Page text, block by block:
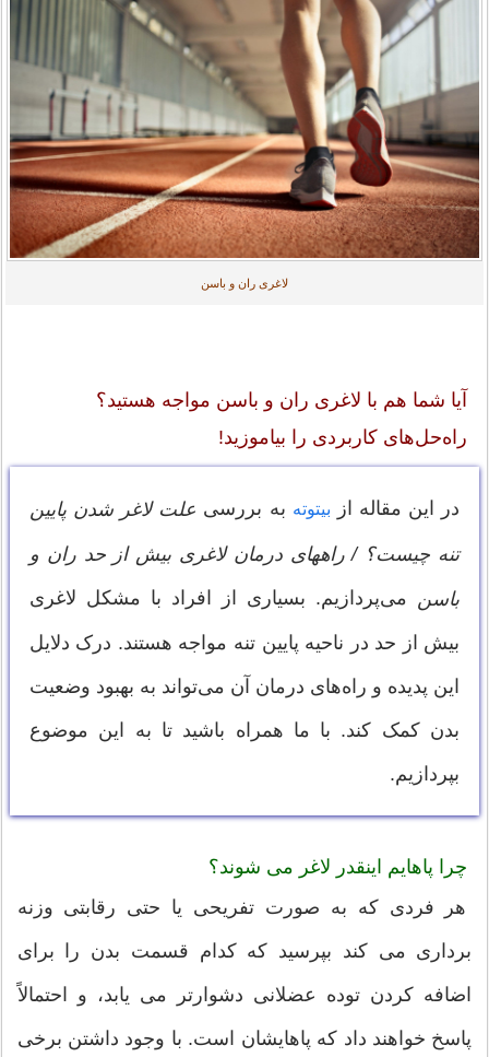
لاغری ران و باسن
آیا شما هم با لاغری ران و باسن مواجه هستید؟
راه‌حل‌های کاربردی را بیاموزید!
در این مقاله از بیتوته به بررسی علت لاغر شدن پایین
تنه چیست؟ / راههای درمان لاغری بیش از حد ران و
باسن می‌پردازیم. بسیاری از افراد با مشکل لاغری
بیش از حد در ناحیه پایین تنه مواجه هستند. درک دلایل
این پدیده و راه‌های درمان آن می‌تواند به بهبود وضعیت
بدن کمک کند. با ما همراه باشید تا به این موضوع
بپردازیم.
چرا پاهایم اینقدر لاغر می شوند؟
هر فردی که به صورت تفریحی یا حتی رقابتی وزنه
برداری می کند بپرسید که کدام قسمت بدن را برای
اضافه کردن توده عضلانی دشوارتر می یابد، و احتمالاً
پاسخ خواهند داد که پاهایشان است. با وجود داشتن برخی